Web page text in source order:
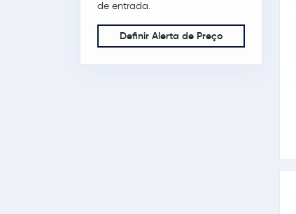
de entrada.
Definir Alerta de Preço